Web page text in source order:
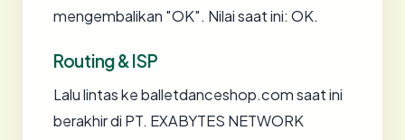
mengembalikan "OK". Nilai saat ini: OK.
Routing & ISP
Lalu lintas ke balletdanceshop.com saat ini
berakhir di PT. EXABYTES NETWORK